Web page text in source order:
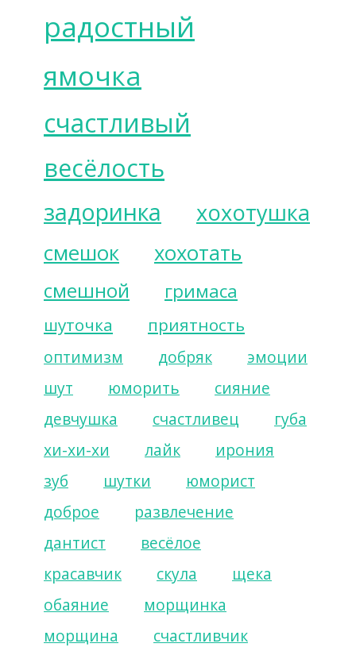
радостный
ямочка
счастливый
весёлость
задоринка хохотушка
смешок хохотать
смешной гримаса
шуточка приятность
оптимизм добряк
эмоции
шут
юморить
сияние
девчушка
счастливец
губа
хи-хи-хи
лайк
ирония
зуб
шутки
юморист
доброе
развлечение
дантист
весёлое
красавчик
скула
щека
обаяние
морщинка
морщина
счастливчик